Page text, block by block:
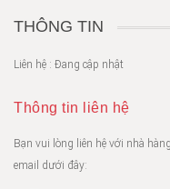
THÔNG TIN
Liên hệ : Đang cập nhật
Thông tin liên hệ
Bạn vui lòng liên hệ với nhà
email dưới đây: